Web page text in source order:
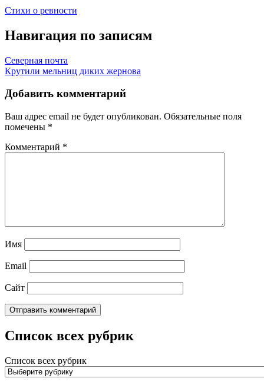
Стихи о ревности
Навигация по записям
Северная почта
Крутили мельниц диких жернова
Добавить комментарий
Ваш адрес email не будет опубликован. Обязательные поля
помечены *
Комментарий *
Имя
Email
Сайт
Список всех рубрик
Список всех рубрик